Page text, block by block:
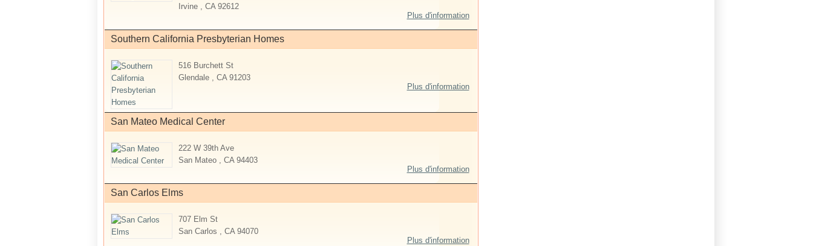
Irvine , CA 92612
Plus d'information
Southern California Presbyterian Homes
516 Burchett St
Glendale , CA 91203
Plus d'information
San Mateo Medical Center
222 W 39th Ave
San Mateo , CA 94403
Plus d'information
San Carlos Elms
707 Elm St
San Carlos , CA 94070
Plus d'information